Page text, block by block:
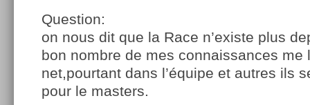
Question:
on nous dit que la Race n’existe plus
bon nombre de mes connaissances me
net,pourtant dans l’équipe et autres ils
pour le masters.